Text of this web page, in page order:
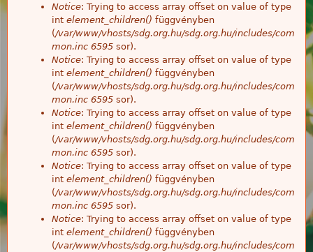
Notice: Trying to access array offset on value of type
int element_children() függvényben
(/var/www/vhosts/sdg.org.hu/sdg.org.hu/includes/com
mon.inc 6595 sor).
Notice: Trying to access array offset on value of type
int element_children() függvényben
(/var/www/vhosts/sdg.org.hu/sdg.org.hu/includes/com
mon.inc 6595 sor).
Notice: Trying to access array offset on value of type
int element_children() függvényben
(/var/www/vhosts/sdg.org.hu/sdg.org.hu/includes/com
mon.inc 6595 sor).
Notice: Trying to access array offset on value of type
int element_children() függvényben
(/var/www/vhosts/sdg.org.hu/sdg.org.hu/includes/com
mon.inc 6595 sor).
Notice: Trying to access array offset on value of type
int element_children() függvényben
(/var/www/vhosts/sdg.org.hu/sdg.org.hu/includes/com